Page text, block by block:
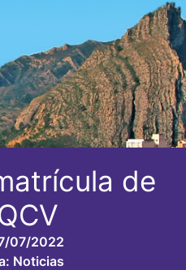
de
07/2022
Noticias